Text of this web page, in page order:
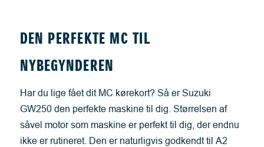
DEN PERFEKTE MC TIL
NYBEGYNDEREN
Har du lige fået dit MC kørekort? Så er Suzuki
GW250 den perfekte maskine til dig. Størrelsen af
såvel motor som maskine er perfekt til dig, der endnu
ikke er rutineret. Den er naturligvis godkendt til A2